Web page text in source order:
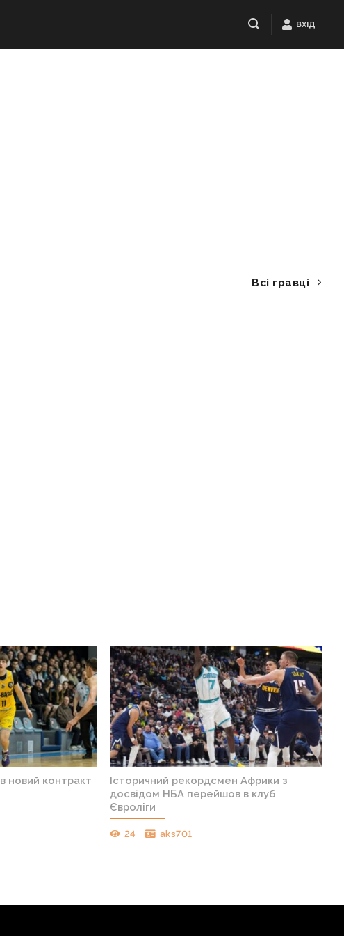
ВХІД
Всі гравці
новий контракт
Історичний рекордсмен Африки з
досвідом НБА перейшов в клуб
Євроліги
24 aks701